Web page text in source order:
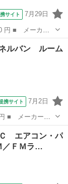
サイト 7月29日
レード名： ６
・ＡＴ車・３方
ルバン ルーム
携サイト 7月2日
レード名： パ
■ ドア枚
エアコン・パ
ＦＭラ…